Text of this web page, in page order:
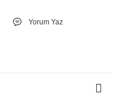
Yorum Yaz